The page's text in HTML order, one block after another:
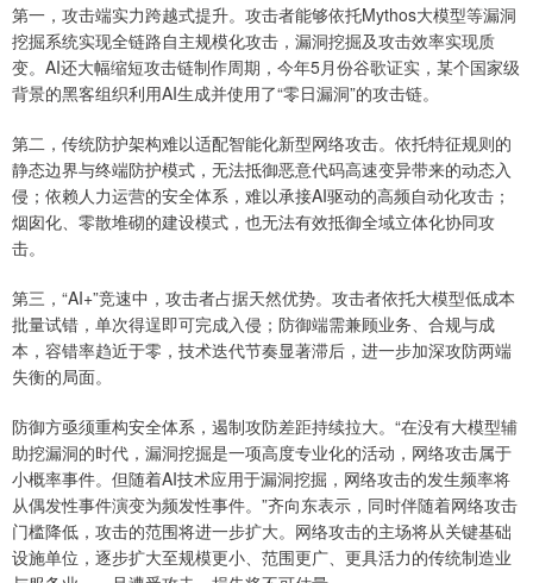
第一，攻击端实力跨越式提升。攻击者能够依托Mythos大模型等漏洞
挖掘系统实现全链路自主规模化攻击，漏洞挖掘及攻击效率实现质
变。AI还大幅缩短攻击链制作周期，今年5月份谷歌证实，某个国家级
背景的黑客组织利用AI生成并使用了“零日漏洞”的攻击链。
第二，传统防护架构难以适配智能化新型网络攻击。依托特征规则的
静态边界与终端防护模式，无法抵御恶意代码高速变异带来的动态入
侵；依赖人力运营的安全体系，难以承接AI驱动的高频自动化攻击；
烟囱化、零散堆砌的建设模式，也无法有效抵御全域立体化协同攻
击。
第三，“AI+”竞速中，攻击者占据天然优势。攻击者依托大模型低成本
批量试错，单次得逞即可完成入侵；防御端需兼顾业务、合规与成
本，容错率趋近于零，技术迭代节奏显著滞后，进一步加深攻防两端
失衡的局面。
防御方亟须重构安全体系，遏制攻防差距持续拉大。“在没有大模型辅
助挖漏洞的时代，漏洞挖掘是一项高度专业化的活动，网络攻击属于
小概率事件。但随着AI技术应用于漏洞挖掘，网络攻击的发生频率将
从偶发性事件演变为频发性事件。”齐向东表示，同时伴随着网络攻击
门槛降低，攻击的范围将进一步扩大。网络攻击的主场将从关键基础
设施单位，逐步扩大至规模更小、范围更广、更具活力的传统制造业